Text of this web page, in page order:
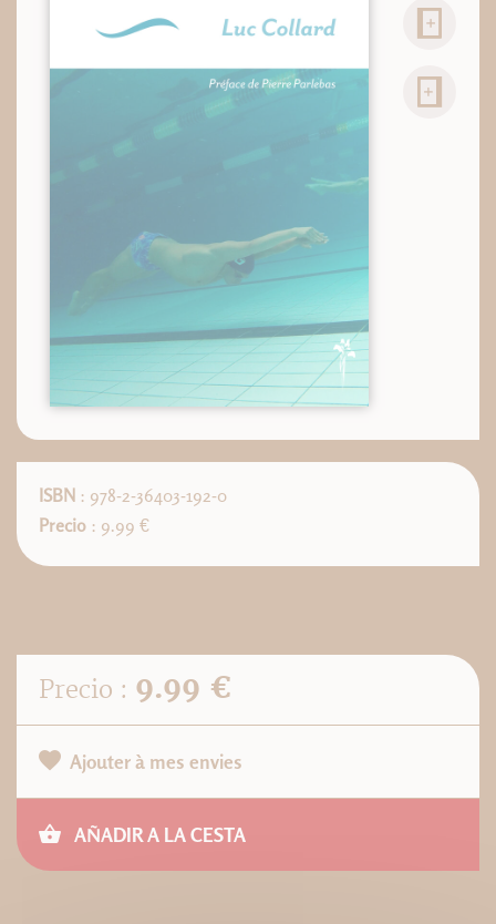
ISBN : 978-2-36403-192-0
Precio : 9.99 €
Precio : 9.99 €
Ajouter à mes envies
AÑADIR A LA CESTA